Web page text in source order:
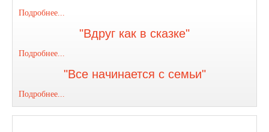
Подробнее...
"Вдруг как в сказке"
Подробнее...
"Все начинается с семьи"
Подробнее...